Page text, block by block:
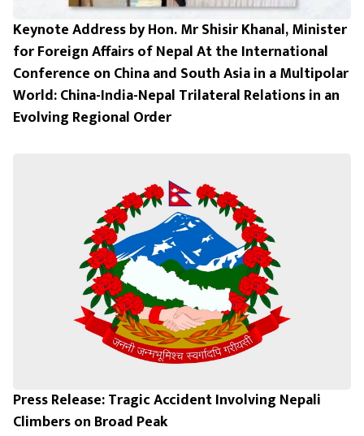
Keynote Address by Hon. Mr Shisir Khanal, Minister
for Foreign Affairs of Nepal At the International
Conference on China and South Asia in a Multipolar
World: China-India-Nepal Trilateral Relations in an
Evolving Regional Order
Press Release: Tragic Accident Involving Nepali
Climbers on Broad Peak